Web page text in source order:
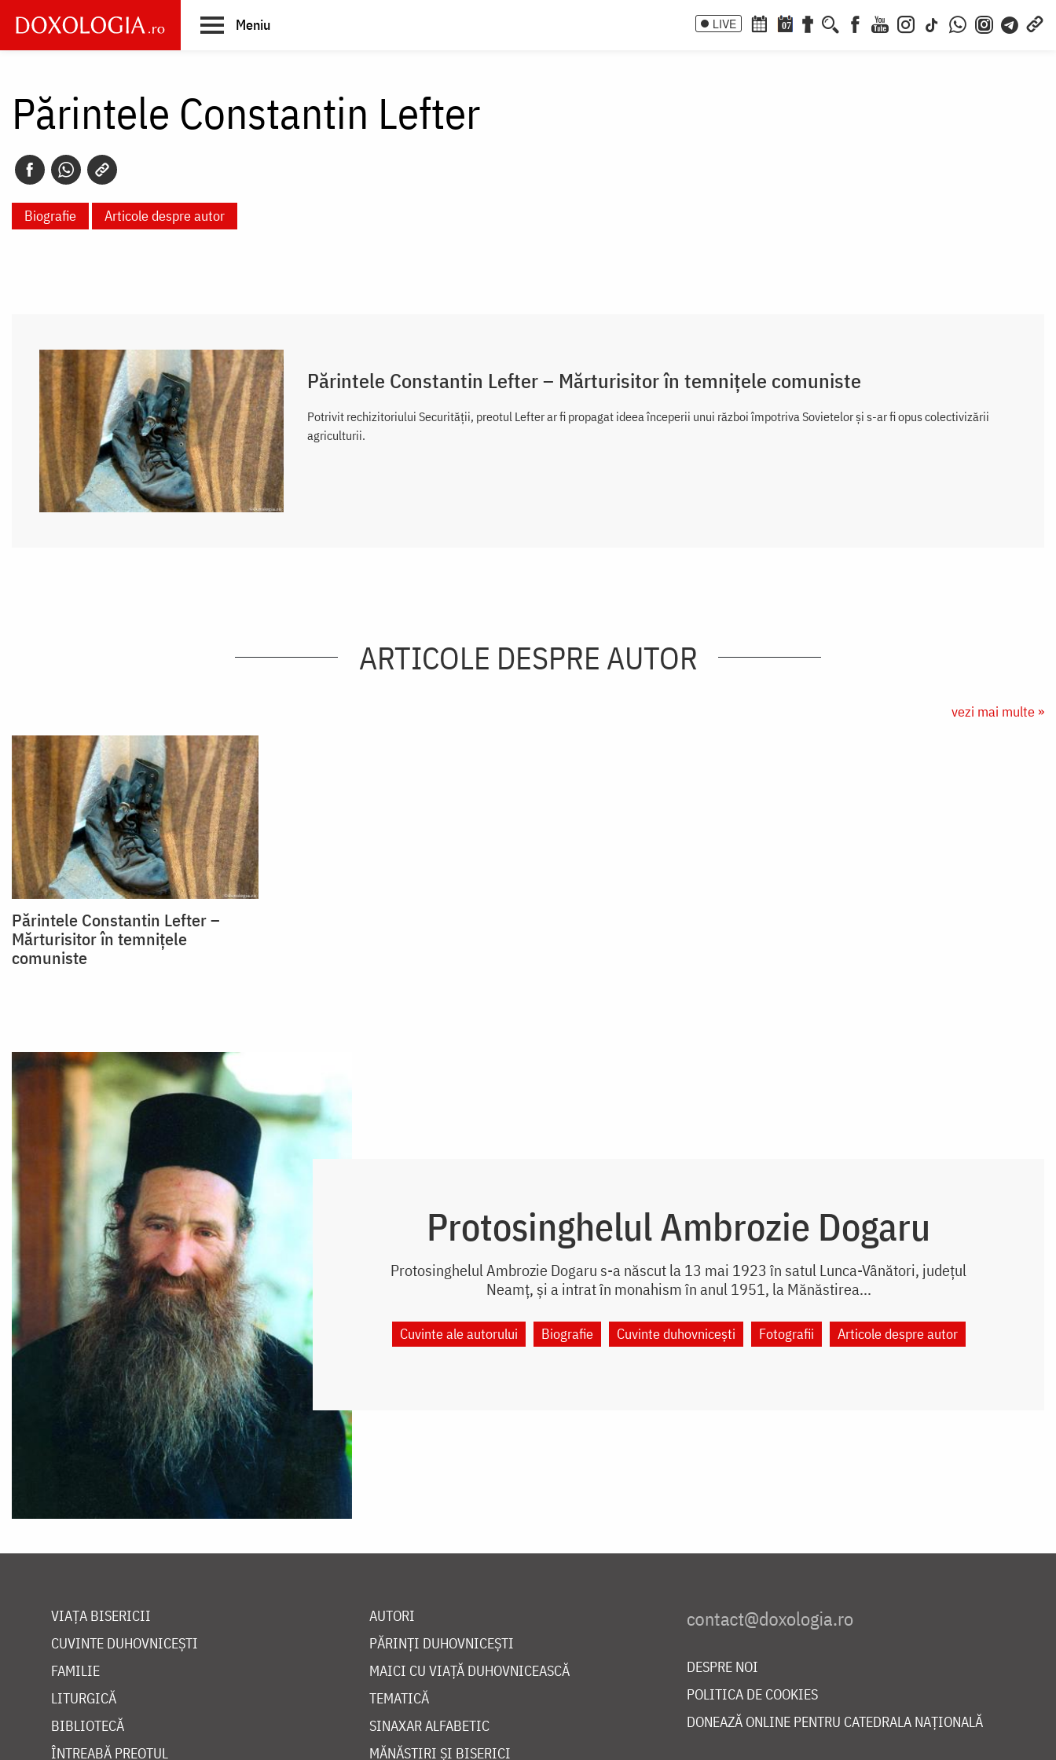
main
Meniu LIVE 07
Părintele Constantin Lefter
Biografie Articole despre autor
Părintele Constantin Lefter – Mărturisitor în temnițele comuniste
Potrivit rechizitoriului Securității, preotul Lefter ar fi propagat ideea începerii unui război împotriva Sovietelor și s-ar fi opus colectivizării
agriculturii.
ARTICOLE DESPRE AUTOR
vezi mai multe »
Părintele Constantin Lefter –
Mărturisitor în temnițele
comuniste
Protosinghelul Ambrozie Dogaru
Protosinghelul Ambrozie Dogaru s-a născut la 13 mai 1923 în satul Lunca-Vânători, județul
Neamț, și a intrat în monahism în anul 1951, la Mănăstirea...
Cuvinte ale autorului Biografie Cuvinte duhovnicești Fotografii Articole despre autor
VIAȚA BISERICII
CUVINTE DUHOVNICEȘTI
FAMILIE
LITURGICĂ
BIBLIOTECĂ
ÎNTREABĂ PREOTUL
AUTORI
PĂRINȚI DUHOVNICEȘTI
MAICI CU VIAȚĂ DUHOVNICEASCĂ
TEMATICĂ
SINAXAR ALFABETIC
MĂNĂSTIRI ȘI BISERICI
DESPRE NOI
POLITICA DE COOKIES
DONEAZĂ ONLINE PENTRU CATEDRALA NAȚIONALĂ